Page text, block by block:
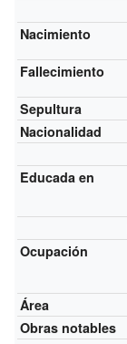
Nacimiento
Fallecimiento
Sepultura
Nacionalidad
Educada en
Ocupación
Área
Obras notables